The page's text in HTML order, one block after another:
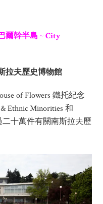
爾幹半島 ~ City
拉夫歷史博物館
of Flowers 鐵托紀念
Ethnic Minorities 和
二十萬件有關南斯拉夫歷